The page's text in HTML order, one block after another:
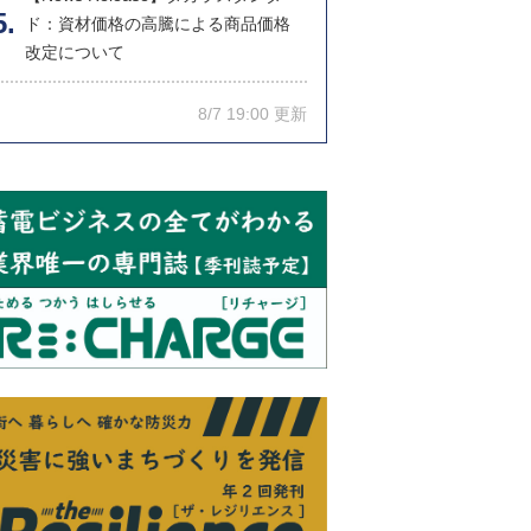
ド：資材価格の高騰による商品価格
改定について
8/7 19:00 更新